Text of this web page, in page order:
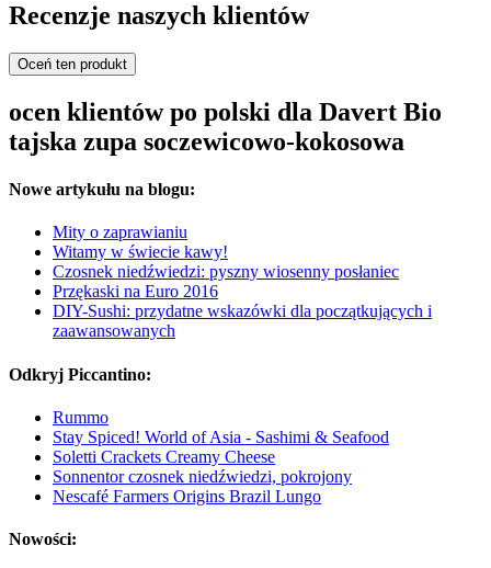
Recenzje naszych klientów
Oceń ten produkt
ocen klientów po polski dla Davert Bio
tajska zupa soczewicowo-kokosowa
Nowe artykułu na blogu:
Mity o zaprawianiu
Witamy w świecie kawy!
Czosnek niedźwiedzi: pyszny wiosenny posłaniec
Przękaski na Euro 2016
DIY-Sushi: przydatne wskazówki dla początkujących i
zaawansowanych
Odkryj Piccantino:
Rummo
Stay Spiced! World of Asia - Sashimi & Seafood
Soletti Crackets Creamy Cheese
Sonnentor czosnek niedźwiedzi, pokrojony
Nescafé Farmers Origins Brazil Lungo
Nowości: